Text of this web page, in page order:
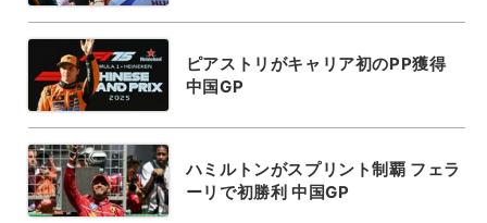
ピアストリがキャリア初のPP獲得
中国GP
ハミルトンがスプリント制覇 フェラ
ーリで初勝利 中国GP